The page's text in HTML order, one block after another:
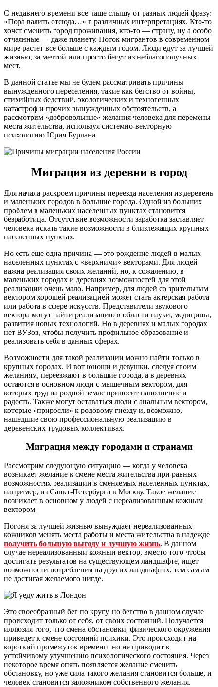
С недавнего времени все чаще слышу от разных людей фразу:
«Пора валить отсюда…» в различных интерпретациях. Кто-то
хочет сменить город проживания, кто-то — страну, ну а особо
отчаянные — даже планету. Поток мигрантов в современном
мире растет все больше с каждым годом. Люди едут за лучшей
жизнью, за мечтой или просто бегут из неблагополучных
мест.
В данной статье мы не будем рассматривать причины
вынужденного переселения, такие как бегство от войны,
стихийных бедствий, экологических и техногенных
катастроф и прочих вынужденных обстоятельств, а
рассмотрим «добровольные» желания человека для перемены
места жительства, используя системно-векторную
психологию Юрия Бурлана.
Миграция из деревни в город
Для начала раскроем причины переезда населения из деревень
и маленьких городов в большие города. Одной из больших
проблем в маленьких населенных пунктах становится
безработица. Отсутствие возможности заработка заставляет
человека искать такие возможности в близлежащих крупных
населенных пунктах.
Но есть еще одна причина — это рождение людей в малых
населенных пунктах с «верхними» векторами. Для людей
важна реализация своих желаний, но, к сожалению, в
маленьких городах и деревнях возможностей для этой
реализации очень мало. Например, для людей со зрительным
вектором хорошей реализацией может стать актерская работа
или работа в сфере искусств. Представители звукового
вектора могут найти реализацию в области науки, медицины,
развития новых технологий. Но в деревнях и малых городах
нет ВУЗов, чтобы получить профильное образование и
реализовать себя в данных сферах.
Возможности для такой реализации можно найти только в
крупных городах. И вот юноши и девушки, следуя своим
желаниям, переезжают в большие города, а в деревнях
остаются в основном люди с мышечным вектором, для
которых труд на родной земле приносит наполнение и
радость. Также могут оставаться люди с анальным вектором,
которые «приросли» к родовому гнезду и, возможно,
нашедшие свою профессиональную реализацию в
деревенских трудовых коллективах.
Миграция между городами и странами
Рассмотрим следующую ситуацию — когда у человека
возникает желание к смене места жительства при равных
возможностях реализации в сменяемых населенных пунктах,
например, из Санкт-Петербурга в Москву. Такое желание
возникает в основном у людей с нереализованным кожным
вектором.
Погоня за лучшей жизнью вынуждает нереализованных
кожников менять места работы и места жительства в надежде
получить большую выгоду и лучшую жизнь. В данном
случае нереализованный кожный вектор, вместо того чтобы
достигать результатов на существующем ландшафте, ищет
возможности потребления на других ландшафтах, тем самым
не достигая желаемого нигде.
Это своеобразный бег по кругу, но бегство в данном случае
происходит только от себя, от своих состояний. Получается
иллюзия того, что смена обстановки, физического окружения
приведет к смене состояний психики. Это происходит на
короткий промежуток времени, но не приводит к
устойчивому улучшению психологического состояния. Через
некоторое время опять появляется желание сменить
обстановку, но уже сила такого желания становится больше, и
человек становится заложником собственного желания.